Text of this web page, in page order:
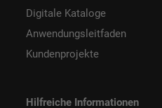
Digitale Kataloge
Anwendungsleitfaden
Kundenprojekte
Hilfreiche Informationen